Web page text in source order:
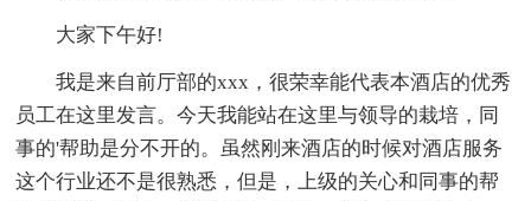
大家下午好!
我是来自前厅部的xxx，很荣幸能代表本酒店的优秀
员工在这里发言。今天我能站在这里与领导的栽培，同
事的'帮助是分不开的。虽然刚来酒店的时候对酒店服务
这个行业还不是很熟悉，但是，上级的关心和同事的帮